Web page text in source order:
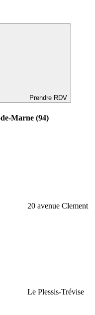
Prendre RDV
Marne (94)
20 avenue Clement
Le Plessis-Trévise